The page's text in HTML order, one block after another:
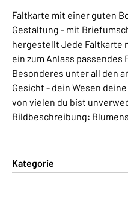
Faltkarte mit einer guten
Gestaltung - mit
hergestellt Jede Faltkarte
ein zum Anlass
Besonderes unter all den
Gesicht - dein Wesen
von vielen du bist
Bildbeschreibung:
Kategorie